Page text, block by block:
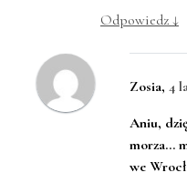
Odpowiedz ↓
Zosia, 4
Aniu,
morza…
we